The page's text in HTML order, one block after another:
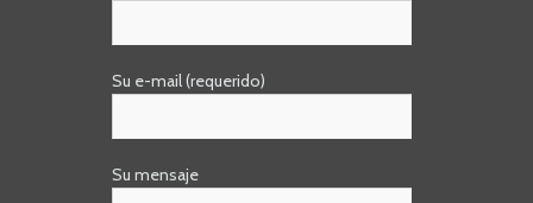
Su e-mail (requerido)
Su mensaje